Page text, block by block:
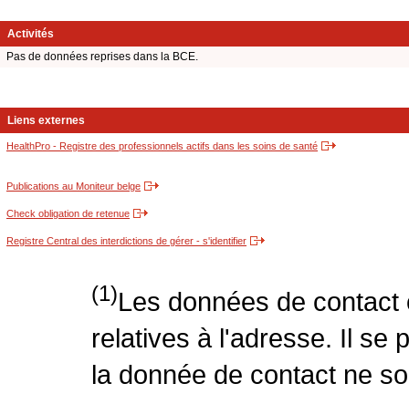
Activités
Pas de données reprises dans la BCE.
Liens externes
HealthPro - Registre des professionnels actifs dans les soins de santé
Publications au Moniteur belge
Check obligation de retenue
Registre Central des interdictions de gérer - s'identifier
(1)Les données de
relatives à l'adresse. Il se
la donnée de contact ne